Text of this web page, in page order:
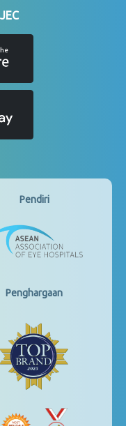
Pendiri
Penghargaan